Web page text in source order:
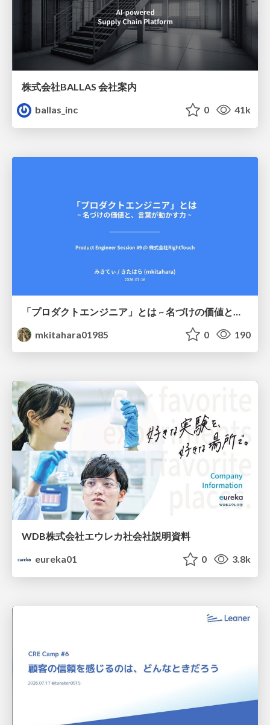
株式会社BALLAS 会社案内
ballas_inc
0 41k
mkitahara01985
0 190
WDB株式会社エウレカ社会社説明資料
eureka01
0 3.8k